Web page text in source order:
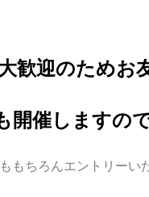
歓迎のためお
開催しますの
もちろんエントリー